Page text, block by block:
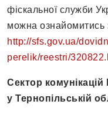
фіскальної служби
можна ознайомитись
http://sfs.gov.ua/
perelik/reestri/
Сектор
у Тернопільській